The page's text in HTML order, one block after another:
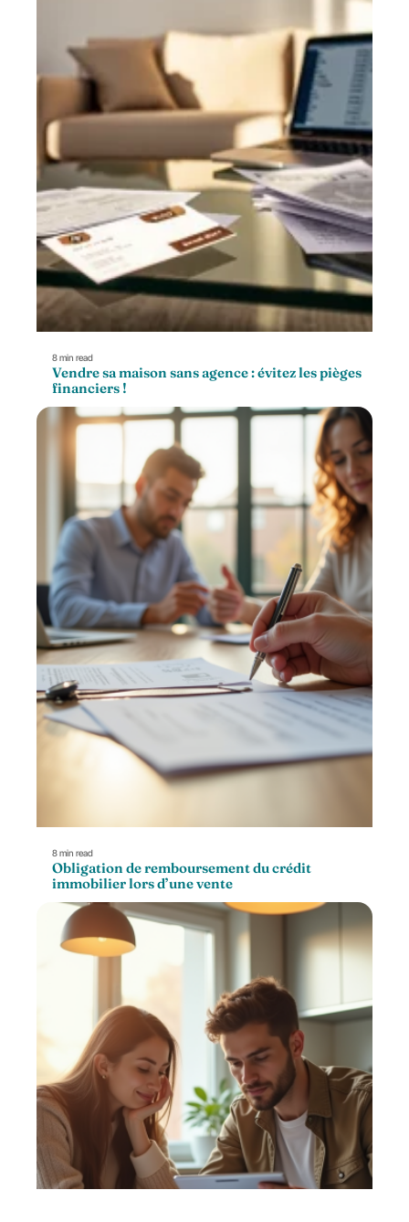
8 min read
Vendre sa maison sans agence : évitez les pièges
financiers !
8 min read
Obligation de remboursement du crédit
immobilier lors d’une vente